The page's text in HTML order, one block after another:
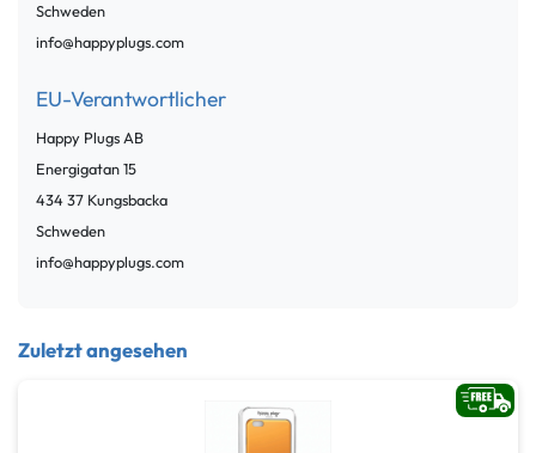
Schweden
info@happyplugs.com
EU-Verantwortlicher
Happy Plugs AB
Energigatan15
434 37 Kungsbacka
Schweden
info@happyplugs.com
Zuletzt angesehen